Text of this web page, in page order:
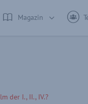
Magazin
der I., II., IV.?